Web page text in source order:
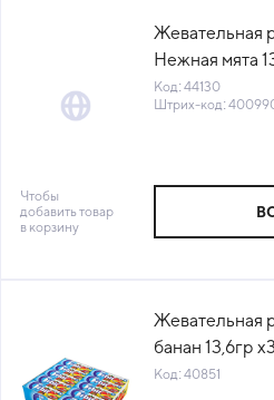
Жевательная
Нежная мята
(КОД 44130)
Код: 44130
Штрих-код:
Чтобы
добавить товар
в корзину
Жевательная
банан 13,6гр
40851) (+18°С)
Код: 40851